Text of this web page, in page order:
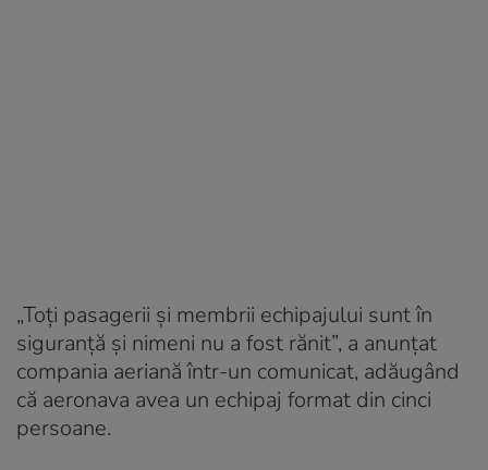
„Toți pasagerii și membrii echipajului sunt în
siguranță și nimeni nu a fost rănit”, a anunțat
compania aeriană într-un comunicat, adăugând
că aeronava avea un echipaj format din cinci
persoane.